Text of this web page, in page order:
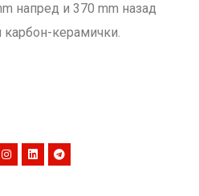
напред и 370 mm назад
керамички.